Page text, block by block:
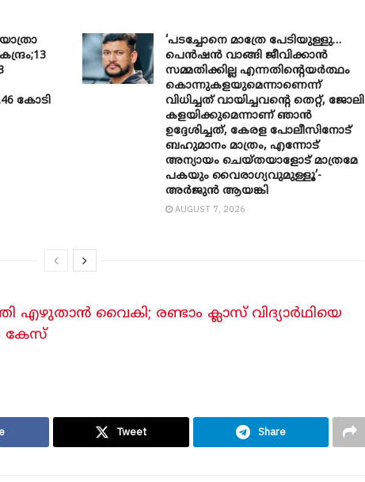
കോടി
‘പടച്ചോനെ മാത്രേ പേടിയുള്ളു…
പെൻഷൻ വാങ്ങി ജീവിക്കാൻ
സമ്മതിക്കില്ല എന്നതിന്റെയർത്ഥം
കൊന്നുകളയുമെന്നാണെന്ന്
വിധിച്ചത് വായിച്ചവന്റെ തെറ്റ്, ജോലി
കളയിക്കുമെന്നാണ് ഞാൻ
ഉദ്ദേശിച്ചത്, കേരള പോലീസിനോട്
ബഹുമാനം മാത്രം, എന്നോട്
അന്യായം ചെയ്തയാളോട് മാത്രമേ
പകയും വൈരാഗ്യവുമുള്ളൂ’-
അർജുൻ ആയങ്കി
AUGUST 7, 2026
വൈകി; രണ്ടാം ക്ലാസ് വിദ്യാർഥിയെ
കേസ്
Tweet Share